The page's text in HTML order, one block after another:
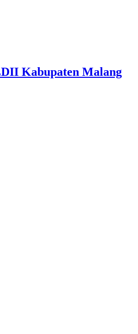
Kabupaten Malang